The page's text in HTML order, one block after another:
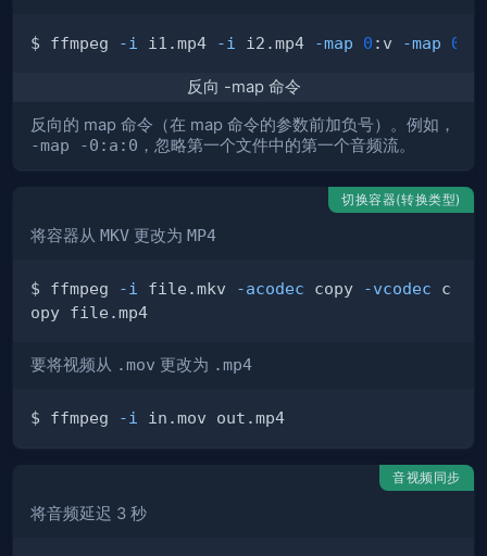
$ ffmpeg -i i1.mp4 -i i2.mp4 -map 0 :v -map 0
反向 -map 命令
反向的 map 命令（在 map 命令的参数前加负号）。例如，
-map -0:a:0 ，忽略第一个文件中的第一个音频流。
切换容器(转换类型)
将容器从 MKV 更改为 MP4
$ ffmpeg -i file.mkv -acodec copy -vcodec c
要将视频从 .mov 更改为 .mp4
$ ffmpeg -i
音视频同步
将音频延迟 3 秒